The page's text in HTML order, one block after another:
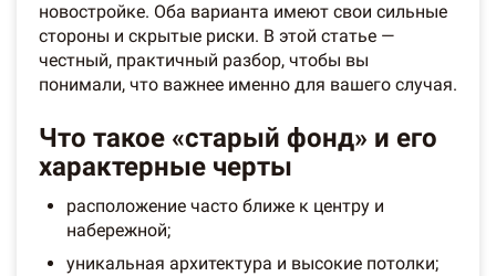
новостройке. Оба варианта имеют свои сильные
стороны и скрытые риски. В этой статье —
честный, практичный разбор, чтобы вы
понимали, что важнее именно для вашего случая.
Что такое «старый фонд» и его
характерные черты
расположение часто ближе к центру и
набережной;
уникальная архитектура и высокие потолки;